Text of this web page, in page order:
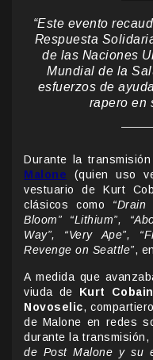
“Este evento
Respuesta
de las Naciones
Mundial de la
esfuerzos de
rapero en
Durante la
Malone
(quien uso
vestuario de Kurt
clásicos como
Bloom” “Lithium”,
Way”, “Very Ape”,
Revenge on Seattle”,
A medida que
viuda de Kurt Cobain
Novoselic,
de Malone en redes
durante la transmisión,
de Post Malone y su